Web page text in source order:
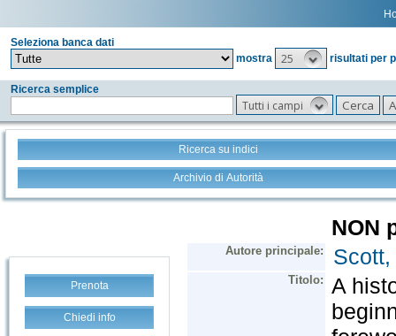
Seleziona banca dati
mostra
25 risultati per
Ricerca semplice
Tutti i campi
Ricerca su indici
Archivio di Autorità
Prenota
Chiedi info